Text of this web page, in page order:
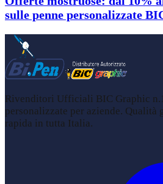
sulle penne personalizzate
Rivenditori Ufficiali BIC Graphic
personalizzate per aziende. Qualità
rapida in tutta Italia.